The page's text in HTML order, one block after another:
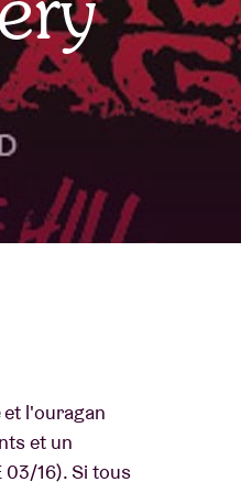
À propos de l'AB
et l'ouragan
et un
03/16). Si tous